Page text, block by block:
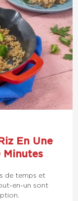
En Une
Minutes
de temps et
en-un sont